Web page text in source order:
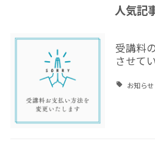
人気記
受講料
させて
お知らせ